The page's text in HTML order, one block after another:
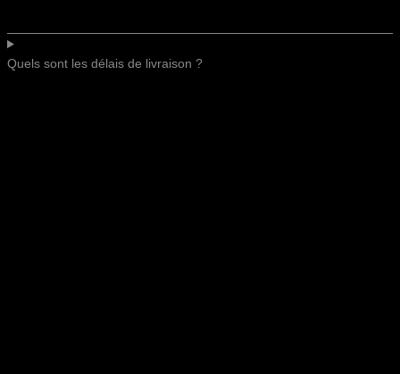
Quels sont les délais de livraison ?